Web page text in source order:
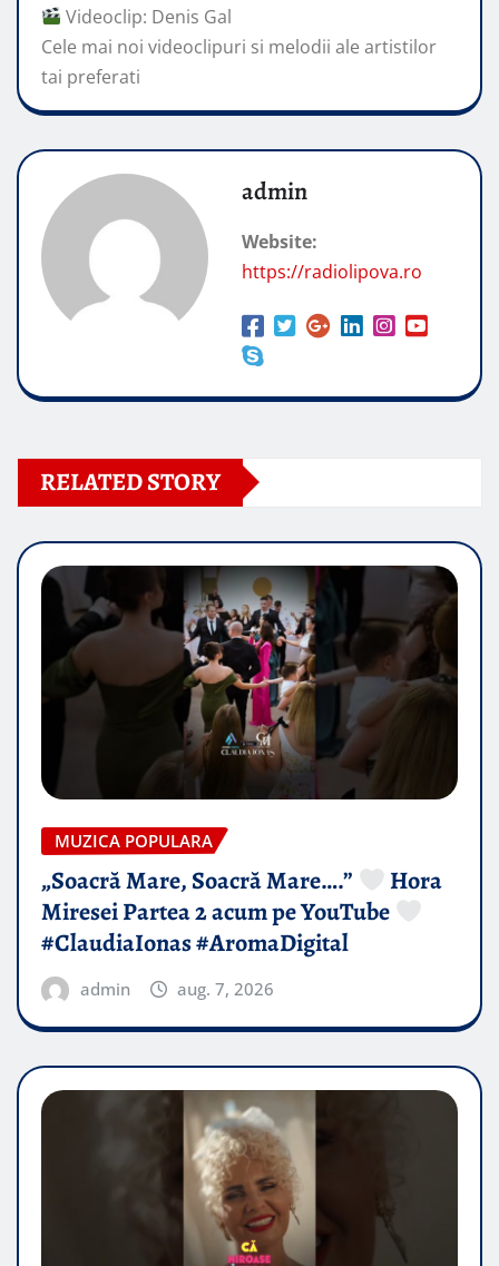
Videoclip: Denis Gal
Cele mai noi videoclipuri si melodii ale artistilor
tai preferati
admin
Website:
https://radiolipova.ro
RELATED STORY
MUZICA POPULARA
„Soacră Mare, Soacră Mare….”
Hora
Miresei Partea 2 acum pe YouTube
#ClaudiaIonas #AromaDigital
admin aug. 7, 2026